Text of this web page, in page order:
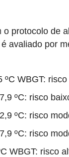
o protocolo de
avaliado por
ºC WBGT:
ºC: risco
ºC: risco
ºC: risco
WBGT: risco